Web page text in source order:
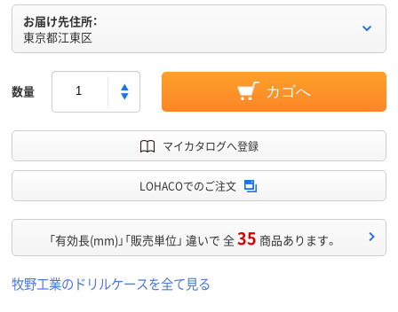
お届け先住所：
東京都江東区
数量 カゴへ
マイカタログへ登録
LOHACOでのご注文
「有効長(mm)」「販売単位」 違いで 全35 商品あります。
牧野工業のドリルケースを全て見る